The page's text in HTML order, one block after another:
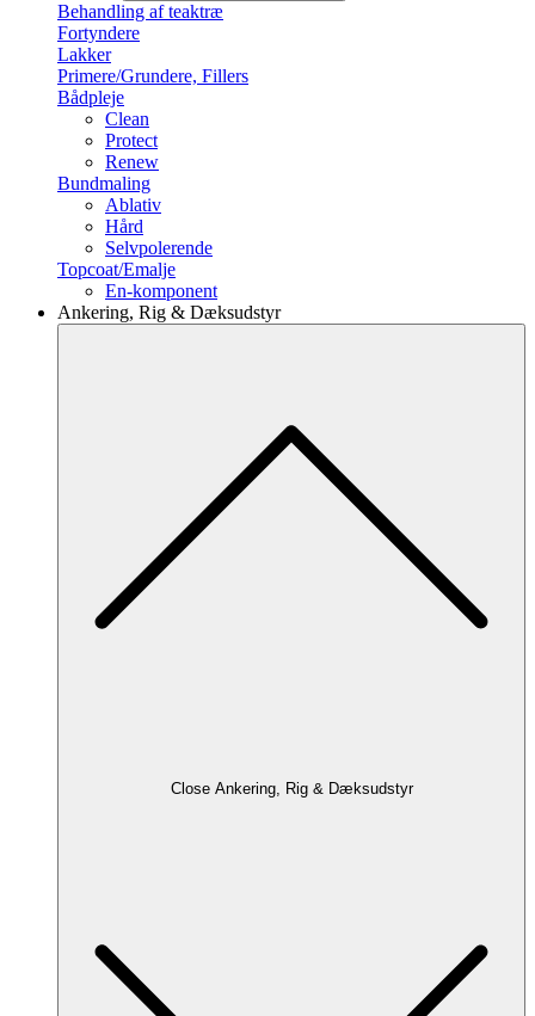
Behandling af teaktræ
Fortyndere
Lakker
Primere/Grundere, Fillers
Bådpleje
Clean
Protect
Renew
Bundmaling
Ablativ
Hård
Selvpolerende
Topcoat/Emalje
En-komponent
Ankering, Rig & Dæksudstyr
Close Ankering, Rig & Dæksudstyr